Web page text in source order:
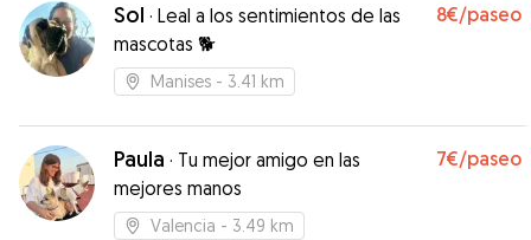
Sol · Leal a los sentimientos de las
mascotas 🐕
8€/paseo
Manises - 3.41 km
Paula · Tu mejor amigo en las
mejores manos
7€/paseo
Valencia - 3.49 km